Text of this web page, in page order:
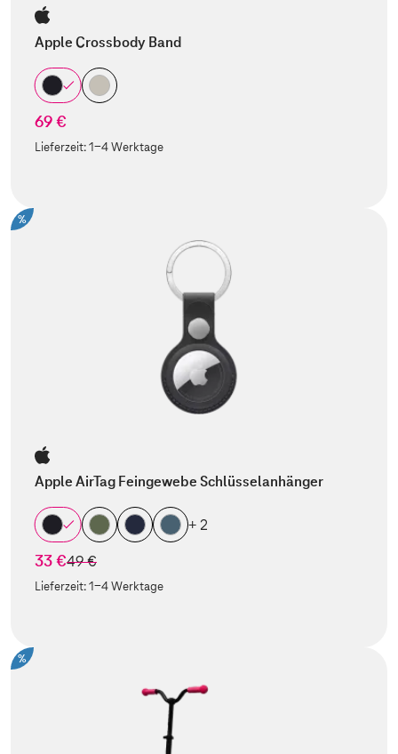
Apple Crossbody Band
69 €
Lieferzeit:1-4 Werktage
%
Apple AirTag Feingewebe Schlüsselanhänger
+ 2
33 €statt
49 €
Lieferzeit:1-4 Werktage
%